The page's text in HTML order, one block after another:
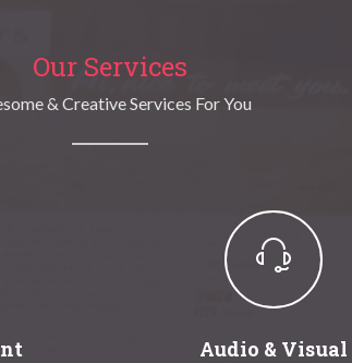
Our Services
& Creative Services For You
Audio & Visual